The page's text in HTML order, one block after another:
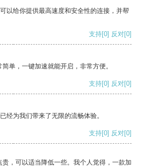
以给你提供最高速度和安全性的连接，并帮
支持[0] 反对[0]
单，一键加速就能开启，非常方便。
支持[0] 反对[0]
经为我们带来了无限的流畅体验。
支持[0] 反对[0]
，可以适当降低一些。我个人觉得，一款加